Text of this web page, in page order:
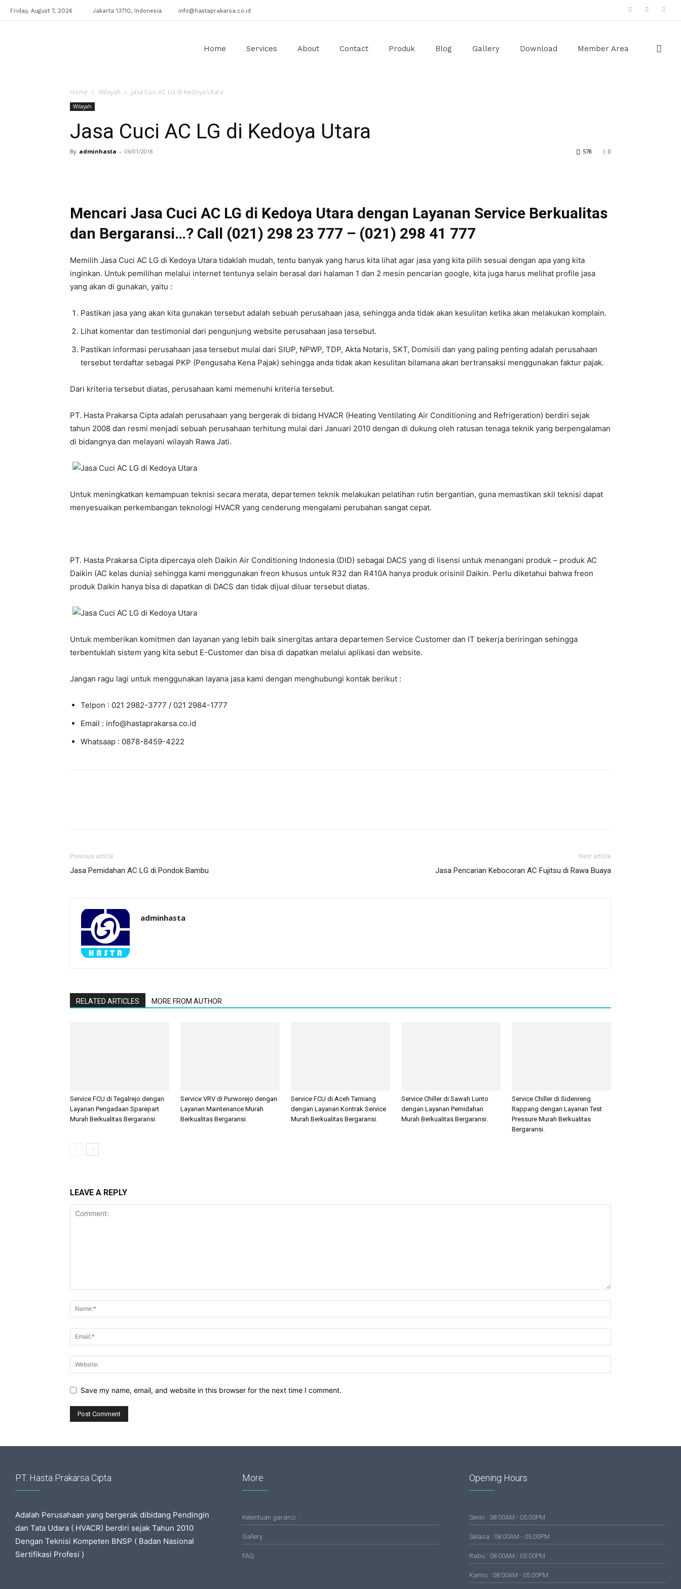
Friday, August 7, 2026 Jakarta 13710, Indonesia info@hastaprakarsa.co.id
Home Services About Contact Produk Blog Gallery Download Member Area
Home Wilayah Jasa Cuci AC LG di Kedoya Utara
Wilayah
Jasa Cuci AC LG di Kedoya Utara
By adminhasta - 06/01/2018 0
578
Mencari Jasa Cuci AC LG di Kedoya Utara dengan Layanan Service Berkualitas
dan Bergaransi…? Call (021) 298 23 777 – (021) 298 41 777
Memilih Jasa Cuci AC LG di Kedoya Utara tidaklah mudah, tentu banyak yang harus kita lihat agar jasa yang kita pilih sesuai dengan apa yang kita
inginkan. Untuk pemilihan melalui internet tentunya selain berasal dari halaman 1 dan 2 mesin pencarian google, kita juga harus melihat profile jasa
yang akan di gunakan, yaitu :
Pastikan jasa yang akan kita gunakan tersebut adalah sebuah perusahaan jasa, sehingga anda tidak akan kesulitan ketika akan melakukan komplain.
Lihat komentar dan testimonial dari pengunjung website perusahaan jasa tersebut.
Pastikan informasi perusahaan jasa tersebut mulai dari SIUP, NPWP, TDP, Akta Notaris, SKT, Domisili dan yang paling penting adalah perusahaan
tersebut terdaftar sebagai PKP (Pengusaha Kena Pajak) sehingga anda tidak akan kesulitan bilamana akan bertransaksi menggunakan faktur pajak.
Dari kriteria tersebut diatas, perusahaan kami memenuhi kriteria tersebut.
PT. Hasta Prakarsa Cipta adalah perusahaan yang bergerak di bidang HVACR (Heating Ventilating Air Conditioning and Refrigeration) berdiri sejak
tahun 2008 dan resmi menjadi sebuah perusahaan terhitung mulai dari Januari 2010 dengan di dukung oleh ratusan tenaga teknik yang berpengalaman
di bidangnya dan melayani wilayah Rawa Jati.
Untuk meningkatkan kemampuan teknisi secara merata, departemen teknik melakukan pelatihan rutin bergantian, guna memastikan skil teknisi dapat
menyesuaikan perkembangan teknologi HVACR yang cenderung mengalami perubahan sangat cepat.
PT. Hasta Prakarsa Cipta dipercaya oleh Daikin Air Conditioning Indonesia (DID) sebagai DACS yang di lisensi untuk menangani produk – produk AC
Daikin (AC kelas dunia) sehingga kami menggunakan freon khusus untuk R32 dan R410A hanya produk orisinil Daikin. Perlu diketahui bahwa freon
produk Daikin hanya bisa di dapatkan di DACS dan tidak dijual diluar tersebut diatas.
Untuk memberikan komitmen dan layanan yang lebih baik sinergitas antara departemen Service Customer dan IT bekerja beriringan sehingga
terbentuklah sistem yang kita sebut E-Customer dan bisa di dapatkan melalui aplikasi dan website.
Jangan ragu lagi untuk menggunakan layana jasa kami dengan menghubungi kontak berikut :
Telpon : 021 2982-3777 / 021 2984-1777
Email : info@hastaprakarsa.co.id
Whatsaap : 0878-8459-4222
Previous article
Jasa Pemidahan AC LG di Pondok Bambu
Next article
Jasa Pencarian Kebocoran AC Fujitsu di Rawa Buaya
adminhasta
RELATED ARTICLES MORE FROM AUTHOR
Service FCU di Tegalrejo dengan
Layanan Pengadaan Sparepart
Murah Berkualitas Bergaransi.
Service VRV di Purworejo dengan
Layanan Maintenance Murah
Berkualitas Bergaransi.
Service FCU di Aceh Tamiang
dengan Layanan Kontrak Service
Murah Berkualitas Bergaransi.
Service Chiller di Sawah Lunto
dengan Layanan Pemidahan
Murah Berkualitas Bergaransi.
Service Chiller di Sidenreng
Rappang dengan Layanan Test
Pressure Murah Berkualitas
Bergaransi.
LEAVE A REPLY
Save my name, email, and website in this browser for the next time I comment.
PT. Hasta Prakarsa Cipta
Adalah Perusahaan yang bergerak dibidang Pendingin
dan Tata Udara ( HVACR) berdiri sejak Tahun 2010
Dengan Teknisi Kompeten BNSP ( Badan Nasional
Sertifikasi Profesi )
More
Ketentuan garansi
Gallery
FAQ
Opening Hours
Senin : 08:00AM - 05:00PM
Selasa : 08:00AM - 05:00PM
Rabu : 08:00AM - 05:00PM
Kamis : 08:00AM - 05:00PM